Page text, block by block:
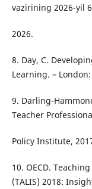
vazirining 2026-yil
2026.
8. Day, C.
Learning. –
9. Darling-
Teacher
Policy Institute,
10. OECD.
(TALIS) 2018: